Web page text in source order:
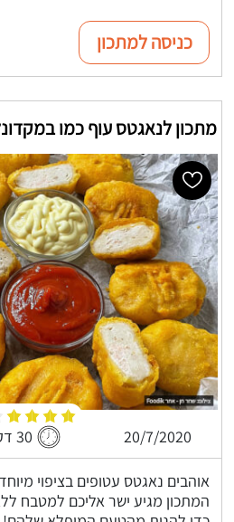
כניסה למתכון
מתכון לנאגטס עוף כמו
20/7/2020 30 דקות
אוהבים נאגטס עטופים בציפוי
המתכון מגיע ישר אליכם למטבח